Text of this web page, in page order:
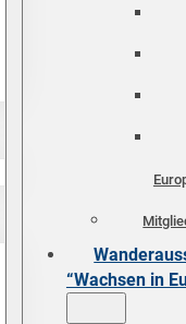
“Wachsen in